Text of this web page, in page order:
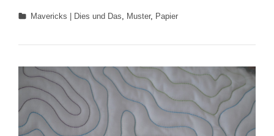
Year
Categories
Mavericks | Dies und Das, Muster, Papier